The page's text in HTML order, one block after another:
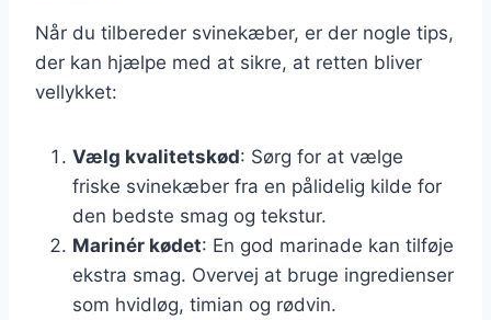
Når du tilbereder svinekæber, er der nogle tips,
der kan hjælpe med at sikre, at retten bliver
vellykket:
Vælg kvalitetskød: Sørg for at vælge
friske svinekæber fra en pålidelig kilde for
den bedste smag og tekstur.
Marinér kødet: En god marinade kan tilføje
ekstra smag. Overvej at bruge ingredienser
som hvidløg, timian og rødvin.